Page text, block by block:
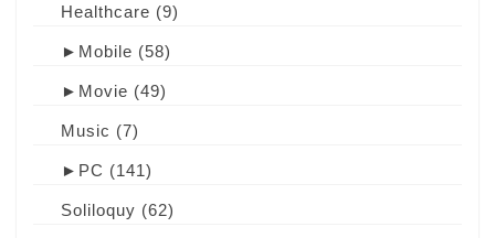
Healthcare (9)
► Mobile (58)
► Movie (49)
Music (7)
► PC (141)
Soliloquy (62)